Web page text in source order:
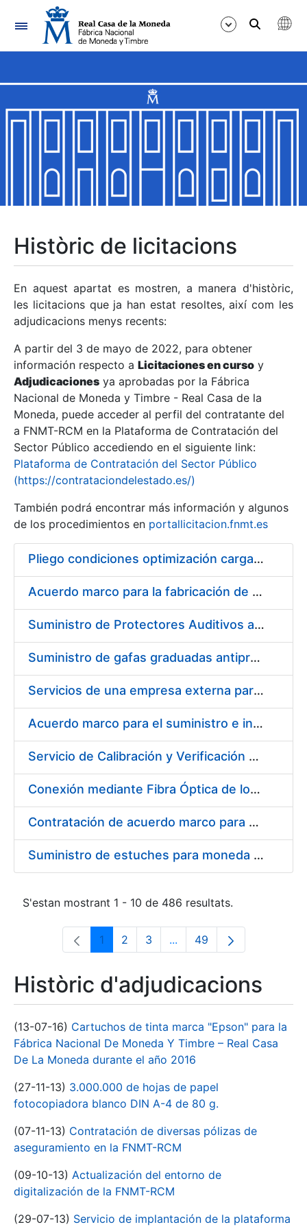
Navegació
Mostra/Amaga
Mostra/Amaga
Mostra/Amaga
Mostra/Amaga
Mostra/Amaga
Mostra/Amaga
Històric de licitacions
En aquest apartat es mostren, a manera d'històric,
les licitacions que ja han estat resoltes, així com les
adjudicacions menys recents:
A partir del 3 de mayo de 2022, para obtener
información respecto a Licitaciones en curso y
Adjudicaciones ya aprobadas por la Fábrica
Nacional de Moneda y Timbre - Real Casa de la
Moneda, puede acceder al perfil del contratante del
a FNMT-RCM en la Plataforma de Contratación del
Sector Público accediendo en el siguiente link:
Plataforma de Contratación del Sector Público
(https://contrataciondelestado.es/)
También podrá encontrar más información y algunos
de los procedimientos en portallicitacion.fnmt.es
Pliego condiciones optimización cargas compras firmado
Acuerdo marco para la fabricación de piezas
Suministro de Protectores Auditivos a medida para las personas trabajadoras de los Centros de Trabajo de Madrid y Burgos
Suministro de gafas graduadas antiproyecciones para los trabajadores de la FNMT-RCM en los centros de trabajo de Madrid y Burgos
Servicios de una empresa externa para el asesoramiento y resolución de los recursos de alzada que se presentan relacionados con procesos de selección para la FNMT-RCM
Acuerdo marco para el suministro e instalación de persianas, estores y otros complementos
Servicio de Calibración y Verificación Externa de los Equipos de Medición del Servicio de Prevención de la FNMT-RCM
Conexión mediante Fibra Óptica de los Centros de Proceso de Datos (CPDs) de las sedes de la FNMT-RCM de Burgos y Madrid
Contratación de acuerdo marco para el Suministro de Material de Electricidad para la Fábrica Nacional de Moneda y Timbre-Real Casa de la Moneda en su centro de trabajo de Burgos
Suministro de estuches para moneda de 30 €
S'estan mostrant 1 - 10 de 486 resultats.
Pàgina
1 Pàgina
2 Pàgina
3 ...Pàgines intermèdies
Pàgina
49
Històric d'adjudicacions
(13-07-16) Cartuchos de tinta marca "Epson" para la
Fábrica Nacional De Moneda Y Timbre – Real Casa
De La Moneda durante el año 2016
(27-11-13) 3.000.000 de hojas de papel
fotocopiadora blanco DIN A-4 de 80 g.
(07-11-13) Contratación de diversas pólizas de
aseguramiento en la FNMT-RCM
(09-10-13) Actualización del entorno de
digitalización de la FNMT-RCM
(29-07-13) Servicio de implantación de la plataforma